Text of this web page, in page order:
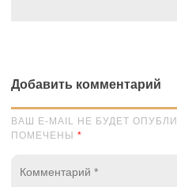
Добавить комментарий
ВАШ E-MAIL НЕ БУДЕТ
ПОМЕЧЕНЫ *